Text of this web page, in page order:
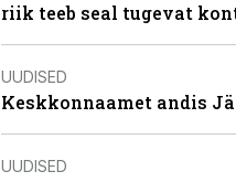
riik teeb seal tugevat
UUDISED
Keskkonnaamet andis
UUDISED